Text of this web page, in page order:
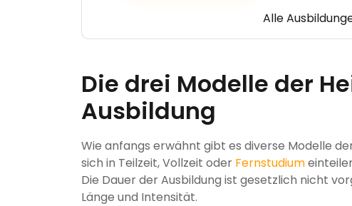
Alle
Die drei Modelle der
Ausbildung
Wie anfangs erwähnt gibt es diverse Modelle
sich in Teilzeit, Vollzeit oder Fernstudium
Die Dauer der Ausbildung ist gesetzlich nicht
Länge und Intensität.